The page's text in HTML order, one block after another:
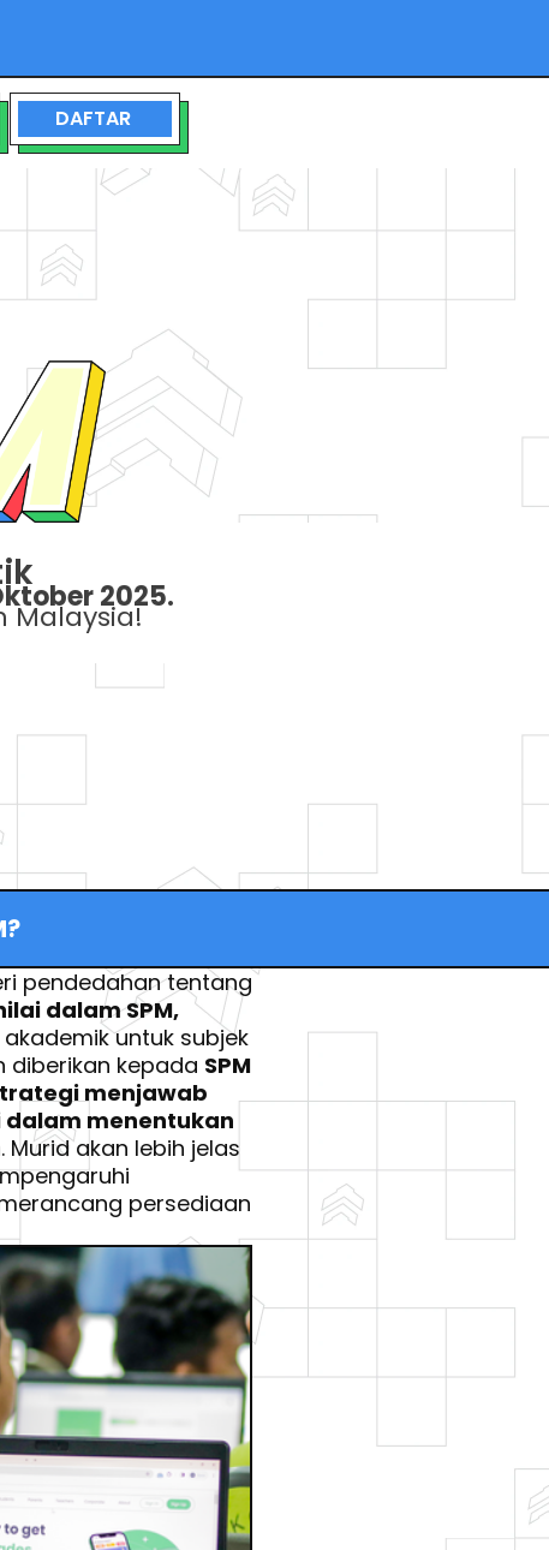
DAFTAR
2025.
Malaysia!
Sesi kali ini akan memberi pendedahan tentang
dalam SPM,
untuk subjek
diberikan kepada SPM
menjawab
dalam menentukan
Murid akan lebih jelas
persediaan